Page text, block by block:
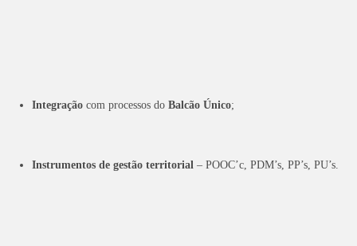
Integração com processos do Balcão Único;
Instrumentos de gestão territorial – POOC’c, PDM’s, PP’s, PU’s.